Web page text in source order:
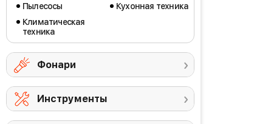
Пылесосы
Климатическая
техника
Кухонная техника
Фонари
Инструменты